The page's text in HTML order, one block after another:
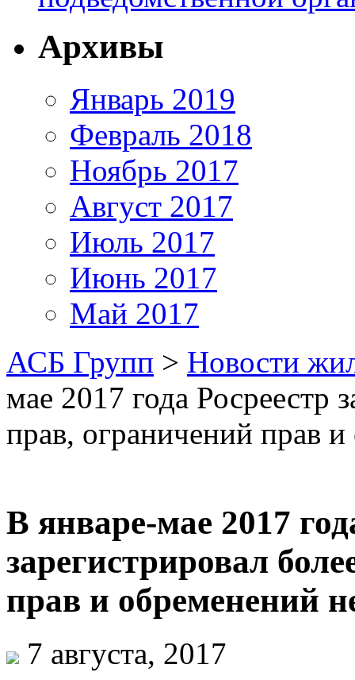
Архивы
Январь 2019
Февраль 2018
Ноябрь 2017
Август 2017
Июль 2017
Июнь 2017
Май 2017
АСБ Групп > Новости
мае 2017 года Росреестр
прав, ограничений прав
В январе-мае 2017
зарегистрировал
прав и обременений
7 августа, 2017